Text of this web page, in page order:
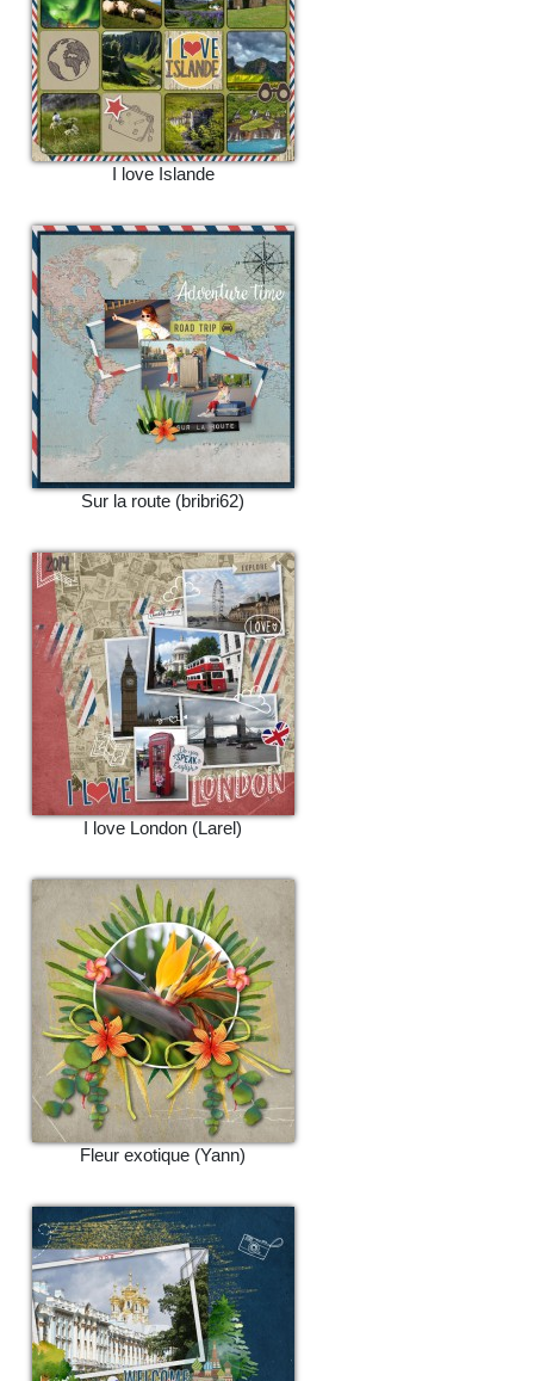
I love Islande
Sur la route (bribri62)
I love London (Larel)
Fleur exotique (Yann)